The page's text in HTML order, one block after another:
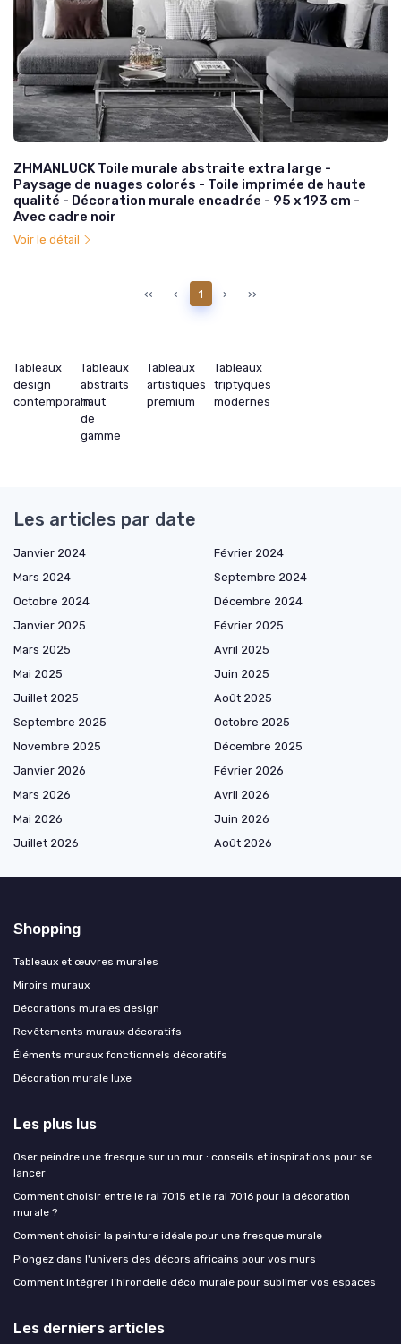
ZHMANLUCK Toile murale abstraite extra large -
Paysage de nuages colorés - Toile imprimée de haute
qualité - Décoration murale encadrée - 95 x 193 cm -
Avec cadre noir
Voir le détail
‹‹ ‹ 1 › ››
Tableaux
design
contemporain
Tableaux
abstraits
haut
de
gamme
Tableaux
artistiques
premium
Tableaux
triptyques
modernes
Les articles par date
Janvier 2024
Février 2024
Mars 2024
Septembre 2024
Octobre 2024
Décembre 2024
Janvier 2025
Février 2025
Mars 2025
Avril 2025
Mai 2025
Juin 2025
Juillet 2025
Août 2025
Septembre 2025
Octobre 2025
Novembre 2025
Décembre 2025
Janvier 2026
Février 2026
Mars 2026
Avril 2026
Mai 2026
Juin 2026
Juillet 2026
Août 2026
Shopping
Tableaux et œuvres murales
Miroirs muraux
Décorations murales design
Revêtements muraux décoratifs
Éléments muraux fonctionnels décoratifs
Décoration murale luxe
Les plus lus
Oser peindre une fresque sur un mur : conseils et inspirations pour se
lancer
Comment choisir entre le ral 7015 et le ral 7016 pour la décoration
murale ?
Comment choisir la peinture idéale pour une fresque murale
Plongez dans l'univers des décors africains pour vos murs
Comment intégrer l’hirondelle déco murale pour sublimer vos espaces
Les derniers articles